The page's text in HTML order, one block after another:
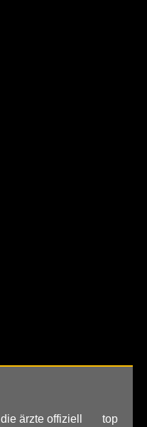
die ärzte offiziell top